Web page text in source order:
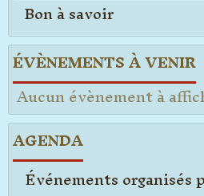
Bon à savoir
ÉVÈNEMENTS À VENIR
Aucun évènement à
AGENDA
Événements organisés